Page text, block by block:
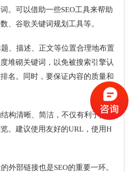
。可以借助一些SEO工具来帮助
、谷歌关键词规划工具等。
、描述、正文等位置合理地布置
堆砌关键词，以免被搜索引擎认
名。同时，要保证内容的质量和
构清晰、简洁，不仅有利于搜索
。建议使用友好的URL，使用H
外部链接也是SEO的重要一环。